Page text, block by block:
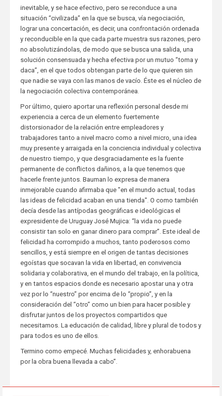
inevitable, y se hace efectivo, pero se reconduce a una
situación “civilizada” en la que se busca, vía negociación,
lograr una concertación, es decir, una confrontación ordenada
y reconducible en la que cada parte muestra sus razones, pero
no absolutizándolas, de modo que se busca una salida, una
solución consensuada y hecha efectiva por un mutuo “toma y
daca”, en el que todos obtengan parte de lo que quieren sin
que nadie se vaya con las manos de vacío. Éste es el núcleo de
la negociación colectiva contemporánea.
Por último, quiero aportar una reflexión personal desde mi
experiencia a cerca de un elemento fuertemente
distorsionador de la relación entre empleadores y
trabajadores tanto a nivel macro como a nivel micro, una idea
muy presente y arraigada en la conciencia individual y colectiva
de nuestro tiempo, y que desgraciadamente es la fuente
permanente de conflictos dañinos, a la que tenemos que
hacerle frente juntos. Bauman lo expresa de manera
inmejorable cuando afirmaba que "en el mundo actual, todas
las ideas de felicidad acaban en una tienda". O como también
decía desde las antípodas geográficas e ideológicas el
expresidente de Uruguay José Mujica: “la vida no puede
consistir tan solo en ganar dinero para comprar”. Este ideal de
felicidad ha corrompido a muchos, tanto poderosos como
sencillos, y está siempre en el origen de tantas decisiones
egoístas que socavan la vida en libertad, en convivencia
solidaria y colaborativa, en el mundo del trabajo, en la política,
y en tantos espacios donde es necesario apostar una y otra
vez por lo “nuestro” por encima de lo “propio”, y en la
consideración del “otro” como un bien para hacer posible y
disfrutar juntos de los proyectos compartidos que
necesitamos. La educación de calidad, libre y plural de todos y
para todos es uno de ellos.
Termino como empecé. Muchas felicidades y, enhorabuena
por la obra buena llevada a cabo”.